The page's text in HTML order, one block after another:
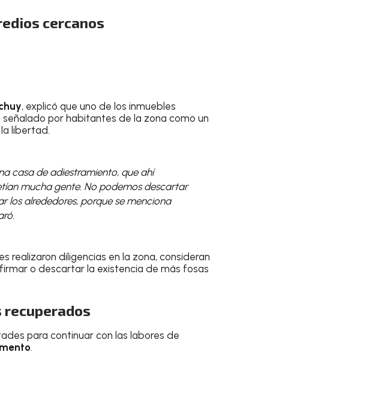
cercanos
, explicó que uno de los inmuebles
por habitantes de la zona como un
libertad.
casa de adiestramiento, que ahí
mucha gente. No podemos descartar
los alrededores, porque se menciona
realizaron diligencias en la zona, consideran
o descartar la existencia de más fosas
recuperados
para continuar con las labores de
.